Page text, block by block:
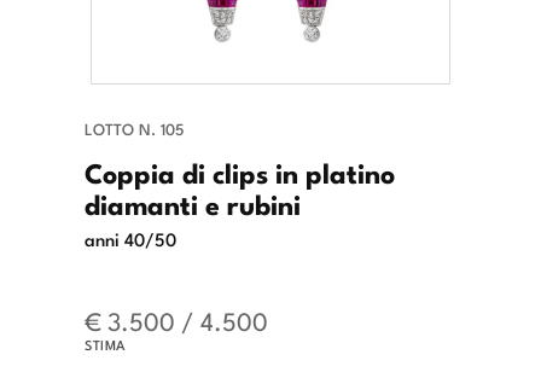
LOTTO N. 105
Coppia di clips in platino
diamanti e rubini
anni 40/50
€ 3.500 / 4.500
STIMA